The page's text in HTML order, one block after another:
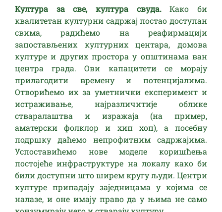
Култура за све, култура свуда.Како би
квалитетан културни садржај постао доступан
свима, радићемо на реафирмацији
запостављених културних центара, домова
културе и других простора у општинама ван
центра града. Ови капацитети се морају
прилагодити времену и потенцијалима.
Отворићемо их за уметнички експеримент и
истраживање, најразличитије облике
стваралаштва и изражаја (на пример,
аматерски фолклор и хип хоп), а посебну
подршку даћемо непрофитним садржајима.
Успоставићемо нове моделе коришћења
постојеће инфраструктуре на локалу како би
били доступни што ширем кругу људи. Центри
културе припадају заједницама у којима се
налазе, и оне имају право да у њима не само